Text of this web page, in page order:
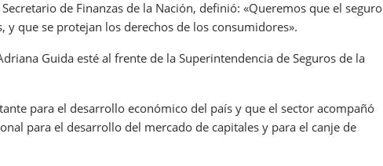
de Finanzas de la Nación, definió: «Queremos que el seguro
y que se protejan los derechos de los consumidores».
Guida esté al frente de la Superintendencia de Seguros de la
para el desarrollo económico del país y que el sector acompañó
para el desarrollo del mercado de capitales y para el canje de